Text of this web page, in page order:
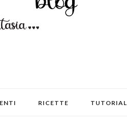
RICETTE TUTORIAL